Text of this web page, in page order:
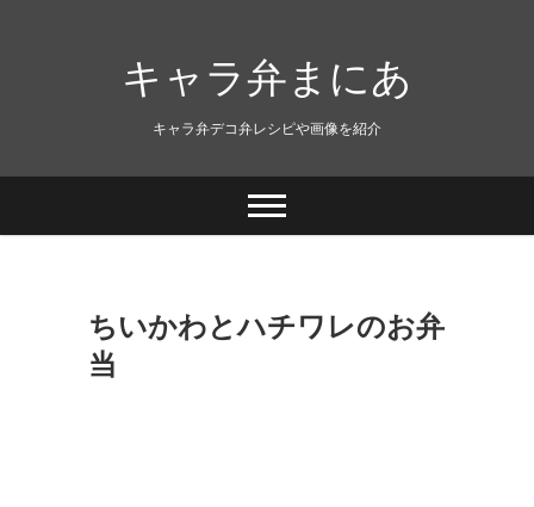
キャラ弁まにあ
キャラ弁デコ弁レシピや画像を紹介
ちいかわとハチワレのお弁
当